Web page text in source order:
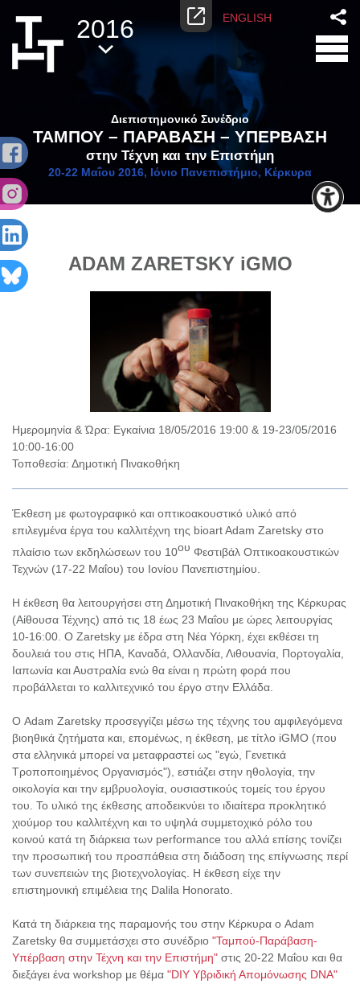
2016 ENGLISH
Διεπιστημονικό Συνέδριο
ΤΑΜΠΟΥ – ΠΑΡΑΒΑΣΗ – ΥΠΕΡΒΑΣΗ
στην Τέχνη και την Επιστήμη
20-22 Μαΐου 2016, Ιόνιο Πανεπιστήμιο, Κέρκυρα
ADAM ZARETSKY iGMO
Ημερομηνία & Ώρα: Εγκαίνια 18/05/2016 19:00 & 19-23/05/2016
10:00-16:00
Τοποθεσία: Δημοτική Πινακοθήκη
Έκθεση με φωτογραφικό και οπτικοακουστικό υλικό από
επιλεγμένα έργα του καλλιτέχνη της bioart Adam Zaretsky στο
πλαίσιο των εκδηλώσεων του 10ου Φεστιβάλ Οπτικοακουστικών
Τεχνών (17-22 Μαΐου) του Ιονίου Πανεπιστημίου.
Η έκθεση θα λειτουργήσει στη Δημοτική Πινακοθήκη της Κέρκυρας
(Αίθουσα Τέχνης) από τις 18 έως 23 Μαΐου με ώρες λειτουργίας
10-16:00. Ο Zaretsky με έδρα στη Νέα Υόρκη, έχει εκθέσει τη
δουλειά του στις ΗΠΑ, Καναδά, Ολλανδία, Λιθουανία, Πορτογαλία,
Ιαπωνία και Αυστραλία ενώ θα είναι η πρώτη φορά που
προβάλλεται το καλλιτεχνικό του έργο στην Ελλάδα.
Ο Adam Zaretsky προσεγγίζει μέσω της τέχνης του αμφιλεγόμενα
βιοηθικά ζητήματα και, επομένως, η έκθεση, με τίτλο iGMO (που
στα ελληνικά μπορεί να μεταφραστεί ως "εγώ, Γενετικά
Τροποποιημένος Οργανισμός"), εστιάζει στην ηθολογία, την
οικολογία και την εμβρυολογία, ουσιαστικούς τομείς του έργου
του. Το υλικό της έκθεσης αποδεικνύει το ιδιαίτερα προκλητικό
χιούμορ του καλλιτέχνη και το υψηλά συμμετοχικό ρόλο του
κοινού κατά τη διάρκεια των performance του αλλά επίσης τονίζει
την προσωπική του προσπάθεια στη διάδοση της επίγνωσης περί
των συνεπειών της βιοτεχνολογίας. Η έκθεση είχε την
επιστημονική επιμέλεια της Dalila Honorato.
Κατά τη διάρκεια της παραμονής του στην Κέρκυρα ο Adam
Zaretsky θα συμμετάσχει στο συνέδριο "Ταμπού-Παράβαση-
Υπέρβαση στην Τέχνη και την Επιστήμη" στις 20-22 Μαΐου και θα
διεξάγει ένα workshop με θέμα "DIY Υβριδική Απομόνωσης DNA"